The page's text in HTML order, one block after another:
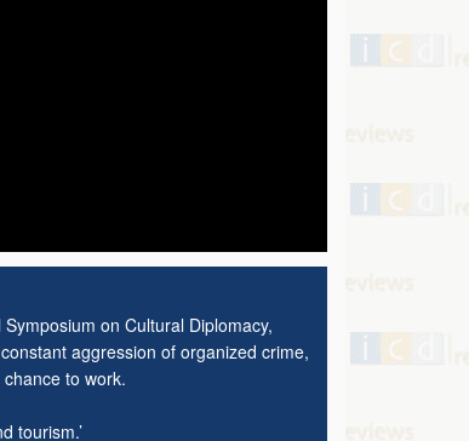
on Cultural Diplomacy,
aggression of organized crime,
to work.
tourism.’